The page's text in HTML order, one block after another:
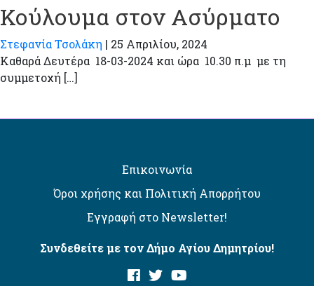
Κούλουμα στον Ασύρματο
Στεφανία Τσολάκη | 25 Απριλίου, 2024
Καθαρά Δευτέρα 18-03-2024 και ώρα 10.30 π.μ με τη
συμμετοχή […]
Επικοινωνία
Όροι χρήσης και Πολιτική Απορρήτου
Εγγραφή στο Newsletter!
Συνδεθείτε με τον Δήμο Αγίου Δημητρίου!